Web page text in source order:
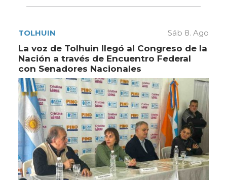
TOLHUIN Sáb 8. Ago
La voz de Tolhuin llegó al Congreso de la
Nación a través de Encuentro Federal
con Senadores Nacionales